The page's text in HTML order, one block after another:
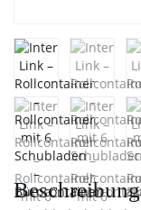
Beschreibung